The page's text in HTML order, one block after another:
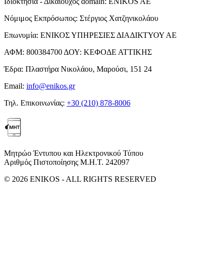
Νόμιμος Εκπρόσωπος: Στέργιος Χατζηνικολάου
Επωνυμία: ΕΝΙΚΟΣ ΥΠΗΡΕΣΙΕΣ ΔΙΑΔΙΚΤΥΟΥ ΑΕ
ΑΦΜ: 800384700 ΔΟΥ: ΚΕΦΟΔΕ ΑΤΤΙΚΗΣ
Έδρα: Πλαστήρα Νικολάου, Μαρούσι, 151 24
Email: info@enikos.gr
Τηλ. Επικοινωνίας: +30 (210) 878-8006
Μητρώο Έντυπου και Ηλεκτρονικού Τύπου
Αριθμός Πιστοποίησης Μ.Η.Τ. 242097
© 2026 ENIKOS - ALL RIGHTS RESERVED